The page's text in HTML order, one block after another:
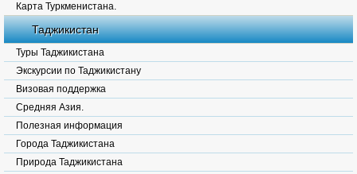
Карта Туркменистана.
Таджикистан
Туры Таджикистана
Экскурсии по Таджикистану
Визовая поддержка
Средняя Азия.
Полезная информация
Города Таджикистана
Природа Таджикистана